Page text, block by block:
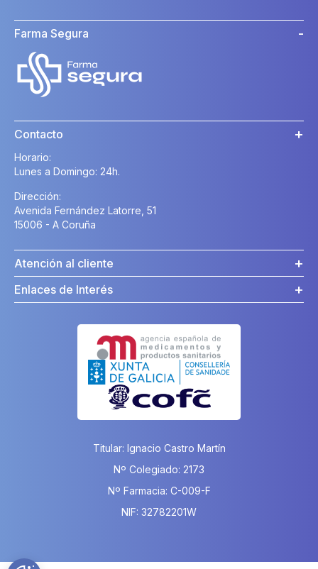
Farma Segura
Contacto
Horario:
Lunes a Domingo: 24h.
Dirección:
Avenida Fernández Latorre, 51
15006 - A Coruña
Atención al cliente
Enlaces de Interés
Titular: Ignacio Castro Martín
Nº Colegiado: 2173
Nº Farmacia: C-009-F
NIF: 32782201W